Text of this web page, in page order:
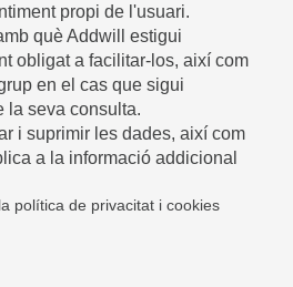
propi de l'usuari.
què Addwill estigui
obligat a facilitar-los, així com
en el cas que sigui
la seva consulta.
i suprimir les dades, així com
a la informació addicional
política de privacitat i cookies